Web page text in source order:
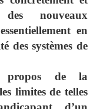
nouveaux
en
des systèmes de
propos de la
limites de telles